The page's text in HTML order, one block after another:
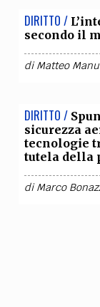
DIRITTO /
secondo il
diMatteo
DIRITTO /
sicurezza
tecnologie
tutela della
diMarco